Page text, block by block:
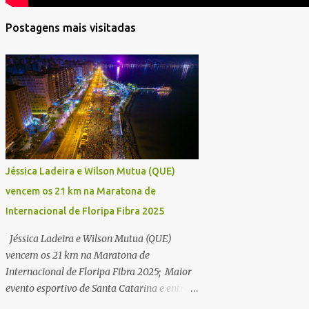
Postagens mais visitadas
Jéssica Ladeira e Wilson Mutua (QUE)
vencem os 21 km na Maratona de
Internacional de Floripa Fibra 2025
Jéssica Ladeira e Wilson Mutua (QUE)
vencem os 21 km na Maratona de
Internacional de Floripa Fibra 2025; Maior
evento esportivo de Santa Catarina e entre